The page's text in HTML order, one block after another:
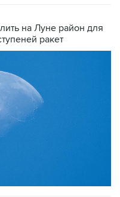
на Луне район для
ракет